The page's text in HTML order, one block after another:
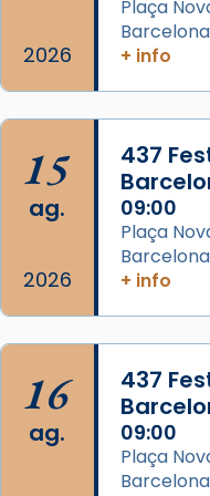
gran a Mataró.
«Si vols saber què
Santes a
View on Facebook Share
2 weeks ago
Jaume, fill de
seu germà Joan i
acompanyava
Segons el llibre
apòstol màrtir,
Herodes Agripa
Patró de Galícia,
2026
Plaça
+ info
15
ag.
2026
437
09:00
Plaça
+ info
16
ag.
437
09:00
Plaça